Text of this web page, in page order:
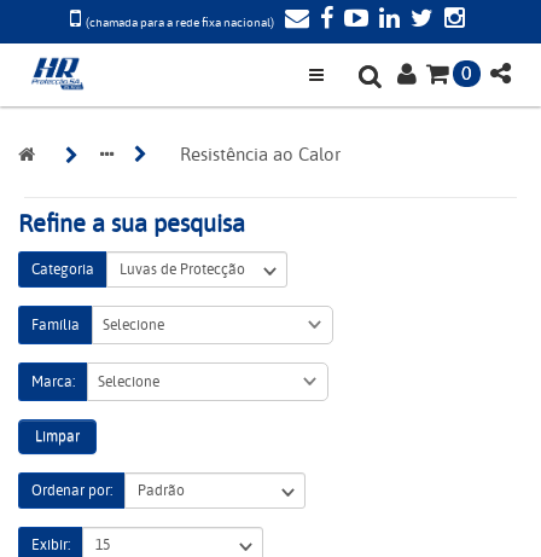
(chamada para a rede fixa nacional)
0
Resistência ao Calor
Refine a sua pesquisa
Categoria
Família Selecione
Marca: Selecione
Limpar
Ordenar por:
Exibir: